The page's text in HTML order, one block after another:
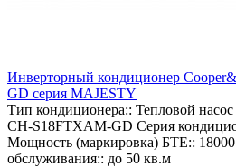
Инверторный кондиционер
GD серия MAJESTY
Тип кондиционера:: Тепловой насос
CH-S18FTXAM-GD Серия
Мощность (маркировка) БТЕ:: 18000
обслуживания:: до 50 кв.м